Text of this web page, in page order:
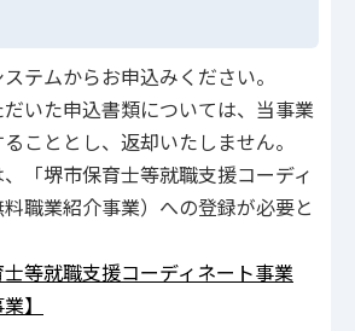
テムからお申込みください。
いた申込書類については、当事業
こととし、返却いたしません。
「堺市保育士等就職支援コーディ
職業紹介事業）への登録が必要と
等就職支援コーディネート事業
】